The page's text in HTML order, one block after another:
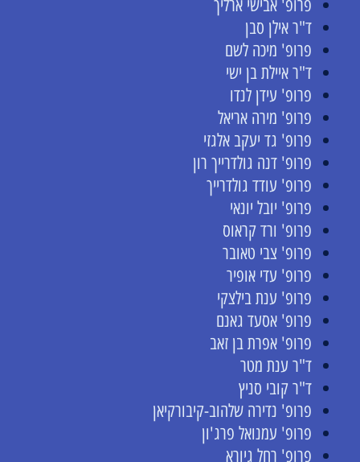
פרופ' אבישי ארליך
ד"ר אילן סבן
פרופ' מיכה לשם
ד"ר איילת בן ישי
פרופ' עידן לנדו
פרופ' מירה אריאל
פרופ' גד יעקב אלגזי
פרופ' דנה גולדרייך רון
פרופ' עודד גולדרייך
פרופ' יובל יונאי
פרופ' ורד קראוס
פרופ' צבי טאובר
פרופ' עדי אופיר
פרופ' ענת בילצקי
פרופ' אסעד גאנם
פרופ' אפרת בן זאב
ד"ר ענת מטר
ד"ר קובי סניץ
פרופ' נדירה שלהוב-קיבורקיאן
פרופ' עמנואל פרג'ון
פרופ' רחל גיורא